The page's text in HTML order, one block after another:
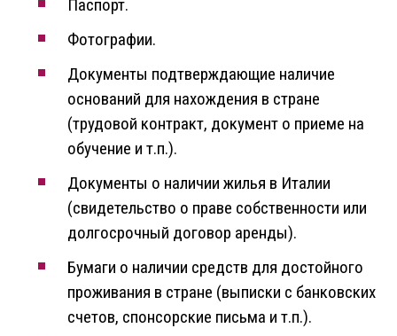
Паспорт.
Фотографии.
Документы подтверждающие наличие
оснований для нахождения в стране
(трудовой контракт, документ о приеме на
обучение и т.п.).
Документы о наличии жилья в Италии
(свидетельство о праве собственности или
долгосрочный договор аренды).
Бумаги о наличии средств для достойного
проживания в стране (выписки с банковских
счетов, спонсорские письма и т.п.).